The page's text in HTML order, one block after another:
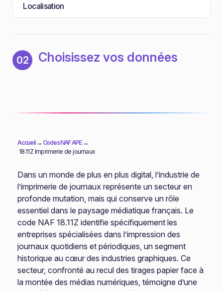
Localisation
02 Choisissez vos données
Accueil→ Codes NAF APE→
18.11Z Imprimerie de journaux
Dans un monde de plus en plus digital, l’industrie de
l’imprimerie de journaux représente un secteur en
profonde mutation, mais qui conserve un rôle
essentiel dans le paysage médiatique français. Le
code NAF 18.11Z identifie spécifiquement les
entreprises spécialisées dans l’impression des
journaux quotidiens et périodiques, un segment
historique au cœur des industries graphiques. Ce
secteur, confronté au recul des tirages papier face à
la montée des médias numériques, témoigne d’une